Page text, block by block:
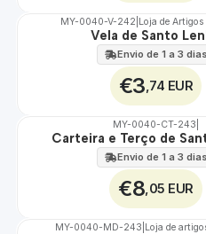
MY-0040-V-242 Loja de
Vela de Santo
Envio de 1 a 3 dias
€3 ,74 EUR
🇵🇹
MY-0040-CT-243
Carteira e Terço de
Envio de 1 a 3 dias
€8 ,05 EUR
MY-0040-MD-243 Loja de